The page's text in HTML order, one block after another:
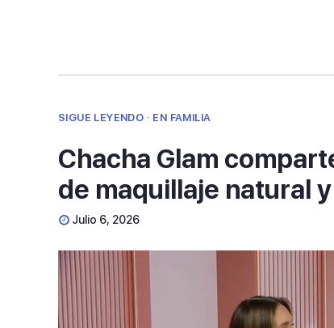
SIGUE LEYENDO · EN FAMILIA
Chacha Glam
de maquillaje natural
Julio 6, 2026